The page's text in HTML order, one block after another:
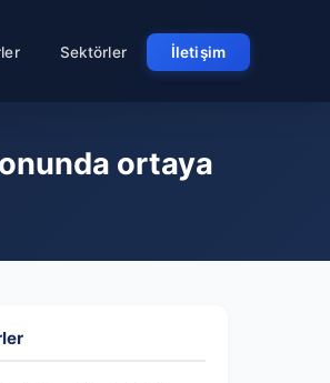
Sektörler İletişim
ortaya